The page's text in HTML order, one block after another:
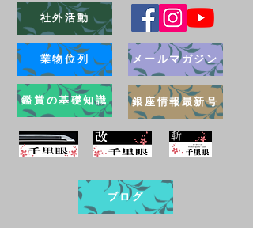
社外活動
業物位列
鑑賞の基礎知識
メールマガジン
銀座情報最新号
ブログ